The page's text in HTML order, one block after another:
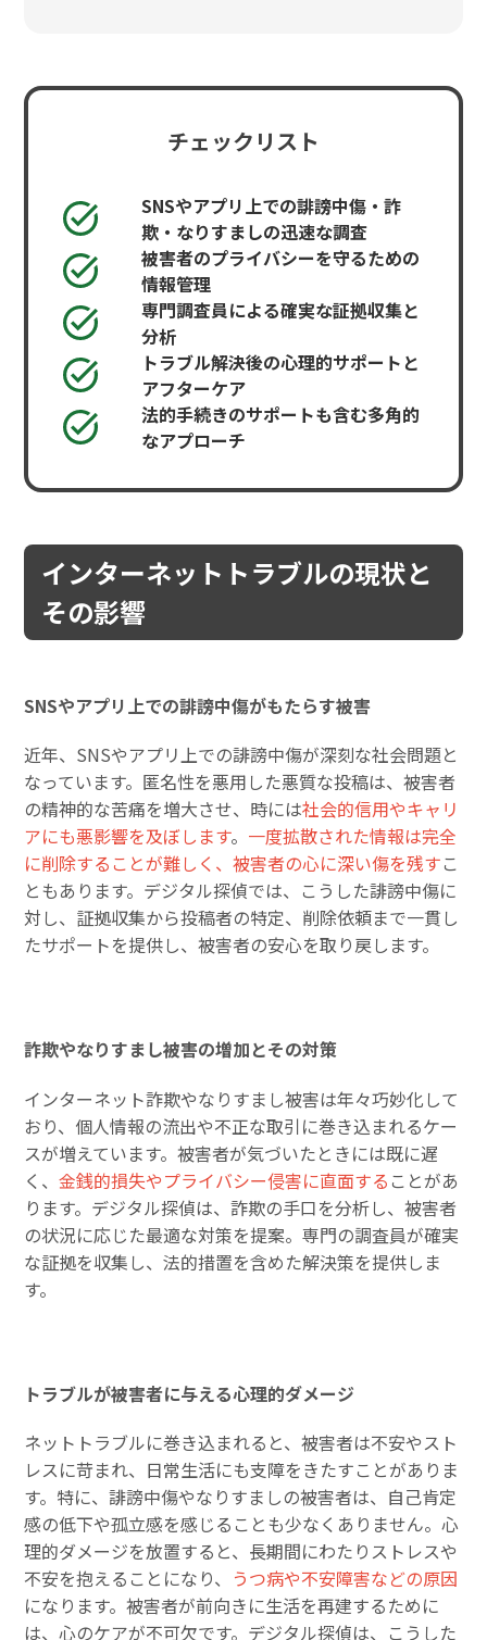
チェックリスト
SNSやアプリ上での誹謗中傷・詐
欺・なりすましの迅速な調査
被害者のプライバシーを守るための
情報管理
専門調査員による確実な証拠収集と
分析
トラブル解決後の心理的サポートと
アフターケア
法的手続きのサポートも含む多角的
なアプローチ
インターネットトラブルの現状と
その影響
SNSやアプリ上での誹謗中傷がもたらす被害
近年、SNSやアプリ上での誹謗中傷が深刻な社会問題と
なっています。匿名性を悪用した悪質な投稿は、被害者
の精神的な苦痛を増大させ、時には社会的信用やキャリ
アにも悪影響を及ぼします。 一度拡散された情報は完全
に削除することが難しく、被害者の心に深い傷を残すこ
ともあります。デジタル探偵では、こうした誹謗中傷に
対し、証拠収集から投稿者の特定、削除依頼まで一貫し
たサポートを提供し、被害者の安心を取り戻します。
詐欺やなりすまし被害の増加とその対策
インターネット詐欺やなりすまし被害は年々巧妙化して
おり、個人情報の流出や不正な取引に巻き込まれるケー
スが増えています。被害者が気づいたときには既に遅
く、金銭的損失やプライバシー侵害に直面する ことがあ
ります。デジタル探偵は、詐欺の手口を分析し、被害者
の状況に応じた最適な対策を提案。専門の調査員が確実
な証拠を収集し、法的措置を含めた解決策を提供しま
す。
トラブルが被害者に与える心理的ダメージ
ネットトラブルに巻き込まれると、被害者は不安やスト
レスに苛まれ、日常生活にも支障をきたすことがありま
す。特に、誹謗中傷やなりすましの被害者は、自己肯定
感の低下や孤立感を感じることも少なくありません。心
理的ダメージを放置すると、長期間にわたりストレスや
不安を抱えることになり、 うつ病や不安障害などの原因
になります。被害者が前向きに生活を再建するために
は、心のケアが不可欠です。デジタル探偵は、こうした